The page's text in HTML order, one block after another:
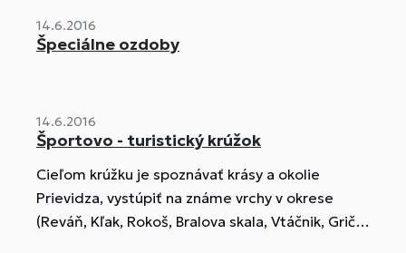
14.6.2016
Špeciálne ozdoby
14.6.2016
Športovo - turistický krúžok
Cieľom krúžku je spoznávať krásy a okolie
Prievidza, vystúpiť na známe vrchy v okrese
(Reváň, Kľak, Rokoš, Bralova skala, Vtáčnik, Grič)